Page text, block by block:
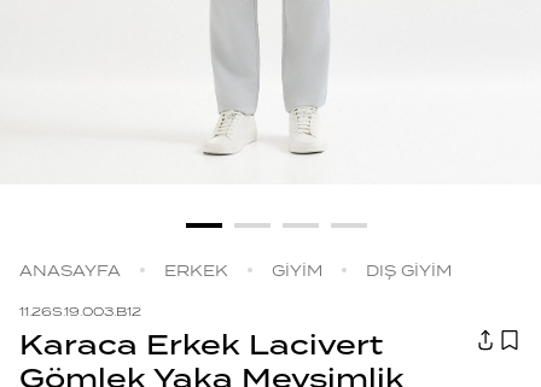
ANASAYFA ERKEK GİYİM DIŞ GİYİM
11.26S.19.003.B12
Karaca Erkek Lacivert
Gömlek Yaka Mevsimlik